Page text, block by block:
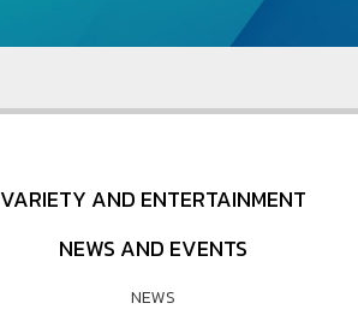
VARIETY AND ENTERTAINMENT
NEWS AND EVENTS
NEWS